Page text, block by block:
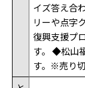
イズ答え合
リーや点字
復興支援プ
す。 ◆松山
す。※売り